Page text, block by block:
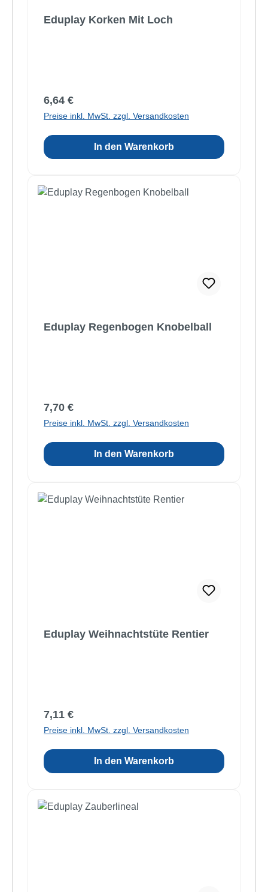
Eduplay Korken Mit Loch
Regulärer Preis:
6,64 €
Preise inkl. MwSt. zzgl. Versandkosten
In den Warenkorb
Eduplay Regenbogen Knobelball
Regulärer Preis:
7,70 €
Preise inkl. MwSt. zzgl. Versandkosten
In den Warenkorb
Eduplay Weihnachtstüte Rentier
Regulärer Preis:
7,11 €
Preise inkl. MwSt. zzgl. Versandkosten
In den Warenkorb